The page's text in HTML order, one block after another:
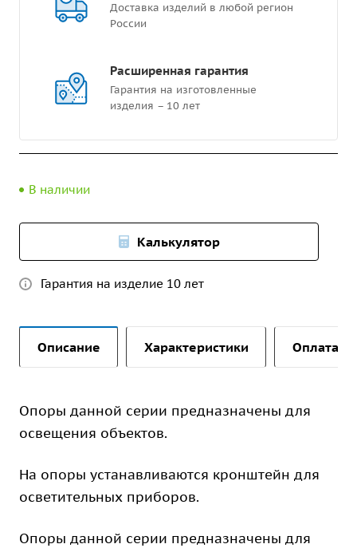
Доставка изделий в любой регион
России
Расширенная гарантия
Гарантия на изготовленные
изделия – 10 лет
В наличии
Калькулятор
Гарантия на изделие 10 лет
Описание Характеристики Оплата и
Опоры данной серии предназначены для
освещения объектов.
На опоры устанавливаются кронштейн для
осветительных приборов.
Опоры данной серии предназначены для